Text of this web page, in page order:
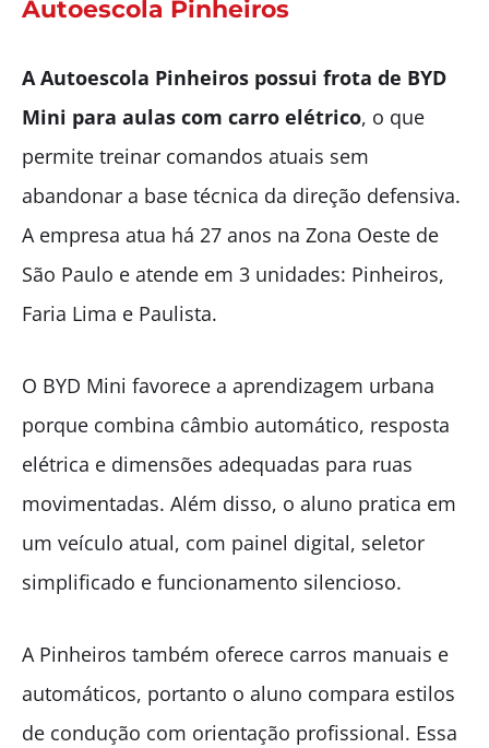
Autoescola Pinheiros
A Autoescola Pinheiros possui frota de BYD
Mini para aulas com carro elétrico, o que
permite treinar comandos atuais sem
abandonar a base técnica da direção defensiva.
A empresa atua há 27 anos na Zona Oeste de
São Paulo e atende em 3 unidades: Pinheiros,
Faria Lima e Paulista.
O BYD Mini favorece a aprendizagem urbana
porque combina câmbio automático, resposta
elétrica e dimensões adequadas para ruas
movimentadas. Além disso, o aluno pratica em
um veículo atual, com painel digital, seletor
simplificado e funcionamento silencioso.
A Pinheiros também oferece carros manuais e
automáticos, portanto o aluno compara estilos
de condução com orientação profissional. Essa